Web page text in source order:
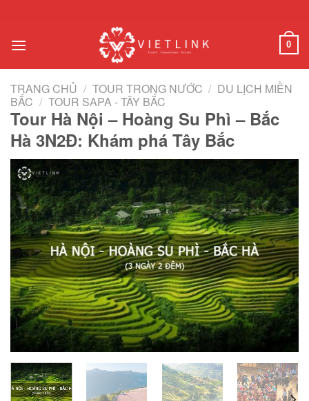
nội
0
TRANG CHỦ / TOUR TRONG NƯỚC / DU LỊCH MIỀN
BẮC / TOUR SAPA - TÂY BẮC
Tour Hà Nội – Hoàng Su Phì – Bắc
Hà 3N2Đ: Khám phá Tây Bắc